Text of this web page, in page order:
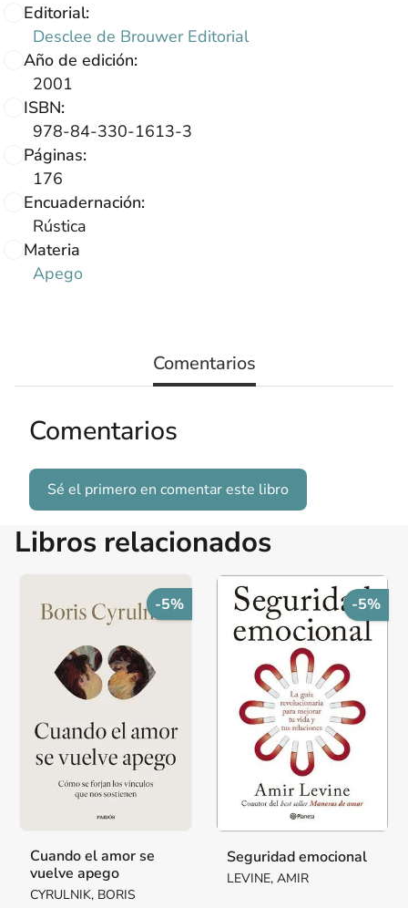
Editorial:
Desclee de Brouwer Editorial
Año de edición:
2001
ISBN:
978-84-330-1613-3
Páginas:
176
Encuadernación:
Rústica
Materia
Apego
Comentarios
Comentarios
Sé el primero en comentar este libro
Libros relacionados
-5%
Cuando el amor se
vuelve apego
CYRULNIK, BORIS
-5%
Seguridad emocional
LEVINE, AMIR